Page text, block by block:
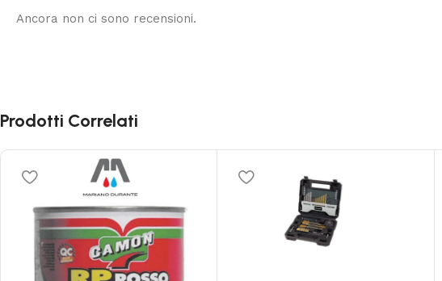
Ancora non ci sono recensioni.
Prodotti Correlati